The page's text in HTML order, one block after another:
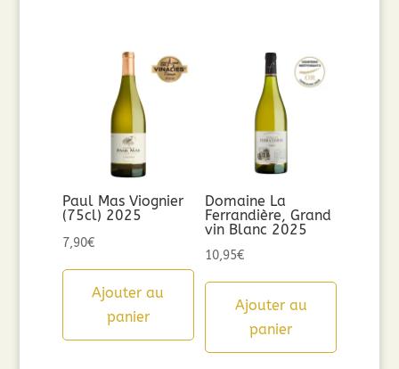
Paul Mas Viognier
(75cl) 2025
7,90€
Ajouter au
panier
Domaine La
Ferrandière, Grand
vin Blanc 2025
10,95€
Ajouter au
panier